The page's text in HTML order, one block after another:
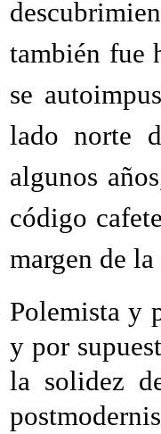
también fue
se
lado norte
algunos
código
margen de
Polemista y
y por
la solidez